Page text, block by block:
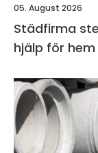
05. August 2026
Städfirma
hjälp för